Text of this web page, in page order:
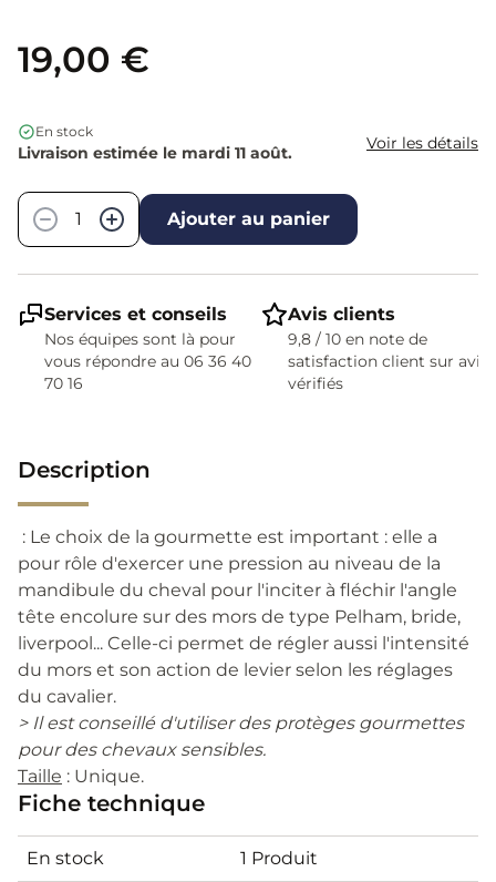
19,00 €
En stock
Livraison estimée le mardi 11 août. Voir les détails
−
+ Ajouter au panier
Services et conseils
Nos équipes sont là pour
vous répondre au 06 36 40
70 16
Avis clients
9,8 / 10 en note de
satisfaction client sur avis
vérifiés
Description
: Le choix de la gourmette est important : elle a
pour rôle d'exercer une pression au niveau de la
mandibule du cheval pour l'inciter à fléchir l'angle
tête encolure sur des mors de type Pelham, bride,
liverpool... Celle-ci permet de régler aussi l'intensité
du mors et son action de levier selon les réglages
du cavalier.
> Il est conseillé d'utiliser des protèges gourmettes
pour des chevaux sensibles.
Taille : Unique.
Fiche technique
En stock 1 Produit